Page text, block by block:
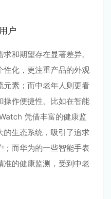
户
和期望存在显著差异。
性化，更注重产品的外观
元素；而中老年人则更看
操作便捷性。比如在智能
凭借丰富的健康监
的生态系统，吸引了追求
；而华为的一些智能手表
准的健康监测，受到中老